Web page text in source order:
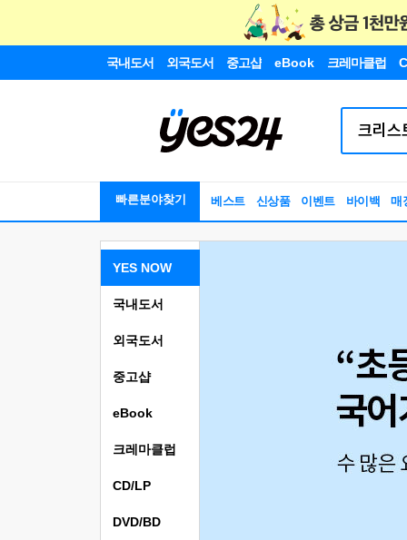
국내도서 외국도서 중고샵 eBook 크레마클럽
빠른분야찾기 베스트 신상품 이벤트 바이백 매
YES NOW
국내도서
외국도서
중고샵
eBook
크레마클럽
CD/LP
DVD/BD